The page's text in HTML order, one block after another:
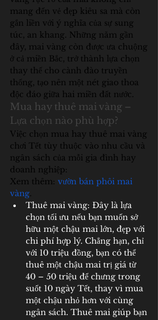
mang đến vẻ đẹp kiêu sa mà còn
gắn liền với ý nghĩa của sự sung
túc, an khang. Những năm gần
đây, mai vàng còn được ưa chuộng
ở cả miền Bắc, trở thành lựa chọn
thay thế cho cành đào truyền
thống, tạo nên một nét giao thoa
độc đáo giữa hai miền đất nước.
Mua hay thuê mai vàng –
Lựa chọn nào phù hợp?
Việc chọn mua hay thuê mai vàng
chơi Tết tùy thuộc vào nhu cầu và
ngân sách của mỗi gia đình hay
doanh nghiệp:
Xem thêm: vườn bán phôi mai
vàng.
Thuê mai vàng: Đây là lựa
chọn tối ưu nếu bạn muốn sở
hữu một chậu mai lớn, đẹp với
chi phí hợp lý. Chẳng hạn, chỉ
với 10 triệu đồng, bạn có thể
thuê một chậu mai trị giá từ
40 – 50 triệu để chưng trong
suốt 10 ngày Tết, thay vì mua
một chậu nhỏ hơn với cùng
ngân sách. Thuê mai giúp bạn